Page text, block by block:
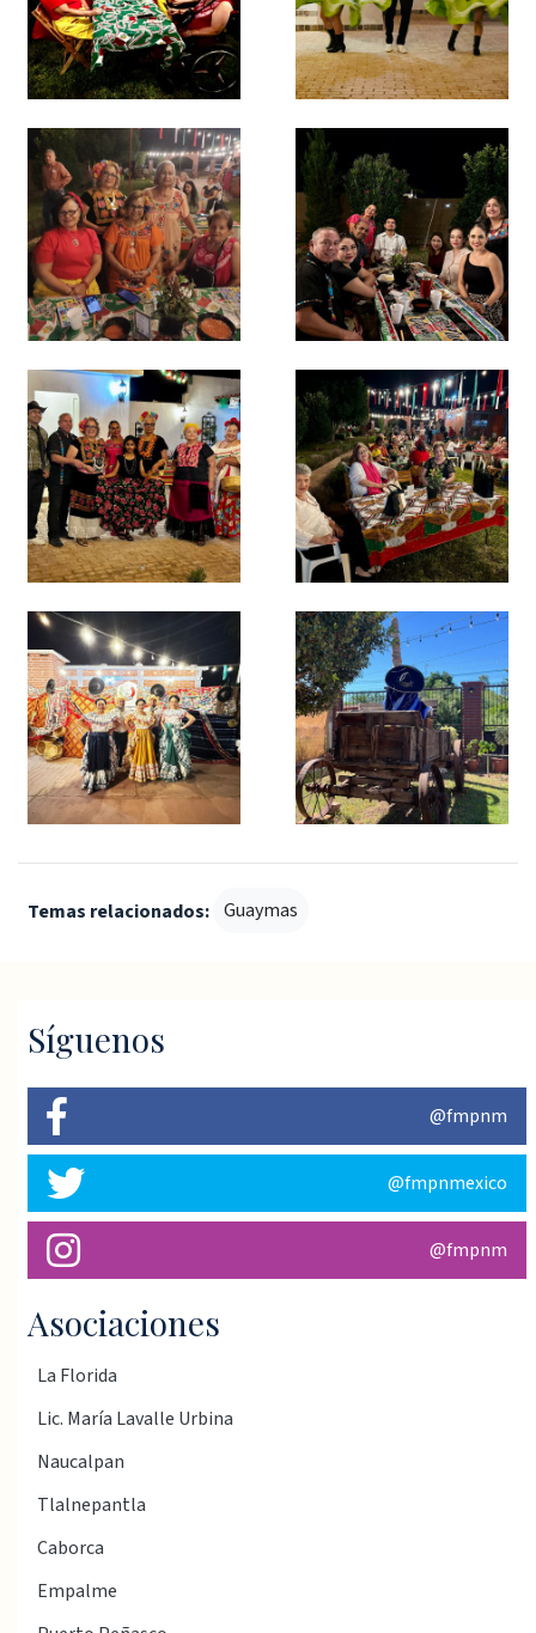
Temas relacionados: Guaymas
Síguenos
@fmpnm
@fmpnmexico
@fmpnm
Asociaciones
La Florida
Lic. María Lavalle Urbina
Naucalpan
Tlalnepantla
Caborca
Empalme